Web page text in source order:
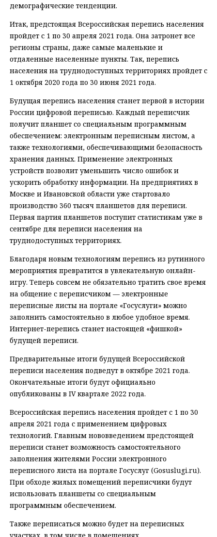
демографические тенденции.
Итак, предстоящая Всероссийская перепись населения
пройдет с 1 по 30 апреля 2021 года. Она затронет все
регионы страны, даже самые маленькие и
отдаленные населенные пункты. Так, перепись
населения на труднодоступных территориях пройдет с
1 октября 2020 года по 30 июня 2021 года.
Будущая перепись населения станет первой в истории
России цифровой переписью. Каждый переписчик
получит планшет со специальным программным
обеспечением: электронным переписным листом, а
также технологиями, обеспечивающими безопасность
хранения данных. Применение электронных
устройств позволит уменьшить число ошибок и
ускорить обработку информации. На предприятиях в
Москве и Ивановской области уже стартовало
производство 360 тысяч планшетов для переписи.
Первая партия планшетов поступит статистикам уже в
сентябре для переписи населения на
труднодоступных территориях.
Благодаря новым технологиям перепись из рутинного
мероприятия превратится в увлекательную онлайн-
игру. Теперь совсем не обязательно тратить свое время
на общение с переписчиком — электронные
переписные листы на портале «Госуслуги» можно
заполнить самостоятельно в любое удобное время.
Интернет-перепись станет настоящей «фишкой»
будущей переписи.
Предварительные итоги будущей Всероссийской
переписи населения подведут в октябре 2021 года.
Окончательные итоги будут официально
опубликованы в IV квартале 2022 года.
Всероссийская перепись населения пройдет с 1 по 30
апреля 2021 года с применением цифровых
технологий. Главным нововведением предстоящей
переписи станет возможность самостоятельного
заполнения жителями России электронного
переписного листа на портале Госуслуг (Gosuslugi.ru).
При обходе жилых помещений переписчики будут
использовать планшеты со специальным
программным обеспечением.
Также переписаться можно будет на переписных